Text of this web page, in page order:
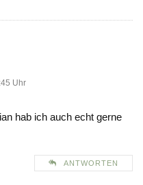
Uhr
hab ich auch echt gerne
ANTWORTEN